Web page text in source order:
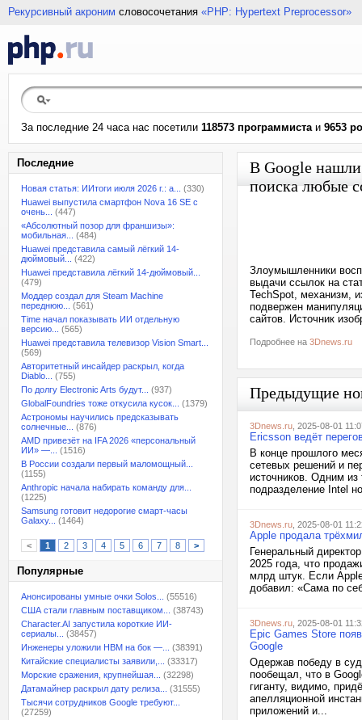
Рекурсивный акроним словосочетания «PHP: Hypertext Preprocessor»
За последние 24 часа нас посетили 118573 программистаи 9653
Последние
Новая статья: ИИтоги июля 2026 г.: а...
(330)
Huawei выпустила смартфон Nova 16 SE с
очень...
(447)
«Абсолютный позор для франшизы»:
мобильная...
(484)
Huawei представила самый лёгкий 14-
дюймовый...
(422)
Huawei представила лёгкий 14-дюймовый...
(479)
Моддер создал для Steam Machine
переднюю...
(561)
Time начал показывать ИИ отдельную
версию...
(565)
Huawei представила телевизор Vision Smart...
(569)
Авторитетный инсайдер раскрыл, когда
Diablo...
(755)
По долгу Electronic Arts будут...
(937)
GlobalFoundries тоже откусила кусок...
(1379)
Астрономы научились предсказывать
солнечные...
(876)
AMD привезёт на IFA 2026 «персональный
ИИ» —...
(1516)
В России создали первый маломощный...
(1155)
Anthropic начала набирать команду для...
(1225)
Samsung готовит недорогие смарт-часы
Galaxy...
(1464)
< 1 2 3 4 5 6 7 8 >
Популярные
Анонсированы умные очки Solos...
(55516)
США стали главным поставщиком...
(38743)
Character.AI запустила короткие ИИ-
сериалы...
(38457)
Инженеры уложили HBM на бок —...
(38391)
Китайские специалисты заявили,...
(33317)
Морские сражения, крупнейшая...
(32298)
Датамайнер раскрыл дату релиза...
(31555)
Тысячи сотрудников Google требуют...
(27259)
В Google нашли
поиска любые
Злоумышленники
выдачи ссылок на
TechSpot, механизм,
подвержен
сайтов. Источник
Подробнее на 3Dnews.ru
Предыдущие
3Dnews.ru , 2025-08-01
Ericsson ведёт
В конце прошлого
сетевых решений и
источников. Одним из
подразделение Intel
3Dnews.ru , 2025-08-01
Apple продала
Генеральный
2025 года, что
млрд штук. Если
добавил: «Сама по
3Dnews.ru , 2025-08-01
Epic Games Store
Google
Одержав победу в
пообещал, что в
гиганту, видимо,
апелляционной
приложений и...